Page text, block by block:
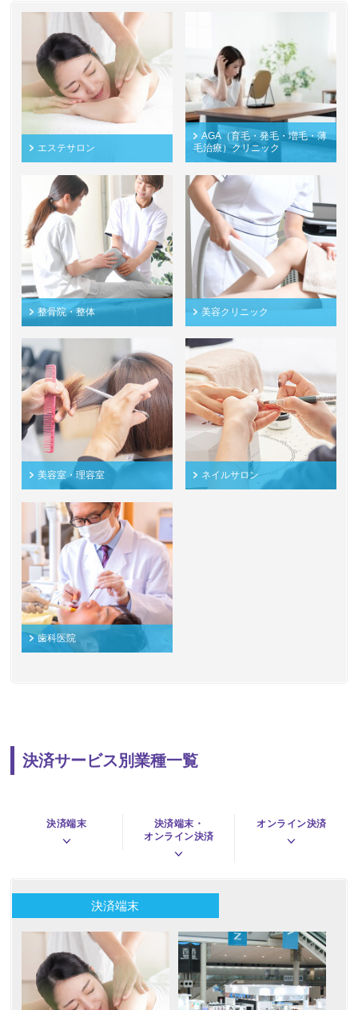
エステサロン
AGA（育毛・発毛・増毛・薄
毛治療）クリニック
整骨院・整体 美容クリニック
美容室・理容室 ネイルサロン
歯科医院
決済サービス別業種一覧
決済端末
決済端末・
オンライン決済
オンライン決済
決済端末